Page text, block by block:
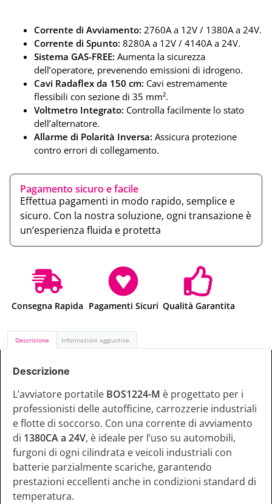
Corrente di Avviamento: 2760A a 12V / 1380A a 24V.
Corrente di Spunto: 8280A a 12V / 4140A a 24V.
Sistema GAS-FREE: Aumenta la sicurezza
dell’operatore, prevenendo emissioni di idrogeno.
Cavi Radaflex da 150 cm: Cavi estremamente
flessibili con sezione di 35 mm².
Voltmetro Integrato: Controlla facilmente lo stato
dell’alternatore.
Allarme di Polarità Inversa: Assicura protezione
contro errori di collegamento.
Pagamento sicuro e facile
Effettua pagamenti in modo rapido, semplice e
sicuro. Con la nostra soluzione, ogni transazione è
un’esperienza fluida e protetta
Consegna Rapida Pagamenti Sicuri Qualità Garantita
Descrizione Informazioni aggiuntive
Descrizione
L’avviatore portatile BOS1224-M è progettato per i
professionisti delle autofficine, carrozzerie industriali
e flotte di soccorso. Con una corrente di avviamento
di 1380CA a 24V, è ideale per l’uso su automobili,
furgoni di ogni cilindrata e veicoli industriali con
batterie parzialmente scariche, garantendo
prestazioni eccellenti anche in condizioni standard di
temperatura.